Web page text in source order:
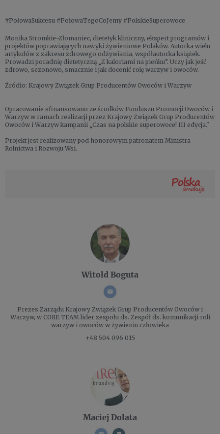
#PołowaSukcesu #PołowaTegoCoJemy #PolskieSuperowoce
Monika Stromkie-Złomaniec, dietetyk kliniczny, ekspert programów i
projektów poprawiających nawyki żywieniowe Polaków. Autorka wielu
artykułów z zakresu zdrowego odżywiania, współautorka książek.
Prowadzi poradnię dietetyczną „Z kaloriami na pieńku”. Uczy jak jeść
zdrowo, sezonowo, smacznie i jak docenić rolę warzyw i owoców.
Źródło: Krajowy Związek Grup Producentów Owoców i Warzyw
Opracowanie sfinansowano ze środków Funduszu Promocji Owoców i
Warzyw w ramach realizacji przez Krajowy Związek Grup Producentów
Owoców i Warzyw kampanii „Czas na polskie superowoce! III edycja."
Projekt jest realizowany pod honorowym patronatem Ministra
Rolnictwa i Rozwoju Wsi.
Witold Boguta
Prezes Zarządu Krajowy Związek Grup Producentów Owoców i
Warzyw, w CORE TEAM lider zespołu ds. Zespół ds. komunikacji roli
warzyw i owoców w żywieniu człowieka
+48 504 096 015
Maciej Dolata